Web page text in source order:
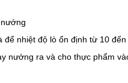
nhiệt độ lò ổn định từ 10 đến
nướng ra và cho thực phẩm